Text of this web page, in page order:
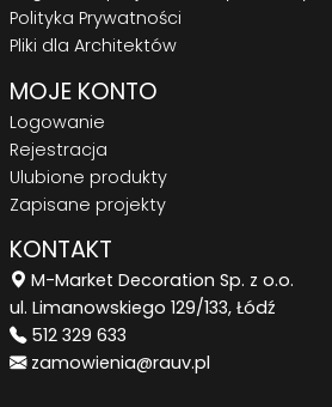
Polityka Prywatności
Pliki dla Architektów
MOJE KONTO
Logowanie
Rejestracja
Ulubione produkty
Zapisane projekty
KONTAKT
M-Market Decoration Sp. z o.o.
ul. Limanowskiego 129/133, Łódź
512 329 633
zamowienia@rauv.pl